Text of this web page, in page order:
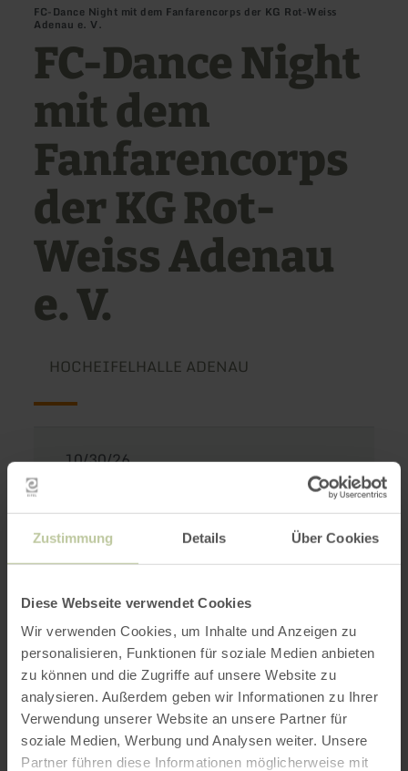
Zustimmung Details Über Cookies
Diese Webseite verwendet Cookies
Wir verwenden Cookies, um Inhalte und Anzeigen zu
personalisieren, Funktionen für soziale Medien anbieten
zu können und die Zugriffe auf unsere Website zu
analysieren. Außerdem geben wir Informationen zu Ihrer
Verwendung unserer Website an unsere Partner für
soziale Medien, Werbung und Analysen weiter. Unsere
Partner führen diese Informationen möglicherweise mit
FC-Dance Night mit dem Fanfarencorps der KG Rot-Weiss
Adenau e. V.
FC-Dance Night
mit dem
Fanfarencorps
der KG Rot-
Weiss Adenau
e. V.
HOCHEIFELHALLE ADENAU
10/30/26
Music event with bigband sound
Impressions